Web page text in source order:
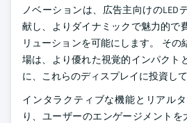
ノベーションは、広告主向けのLED
献し、よりダイナミックで魅力的で
リューションを可能にします。 その
場は、より優れた視覚的インパクト
に、これらのディスプレイに投資して
インタラクティブな機能とリアル
り、ユーザーのエンゲージメントを